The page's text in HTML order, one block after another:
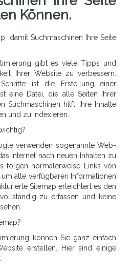
Können.
damit Suchmaschinen Ihre Seite
gibt es viele Tipps und
Ihrer Website zu verbessern.
ist die Erstellung einer
eine Datei, die alle Seiten Ihrer
Suchmaschinen hilft, Ihre Inhalte
und zu indexieren.
verwenden sogenannte Web-
Internet nach neuen Inhalten zu
folgen normalerweise Links von
alle verfügbaren Informationen
Sitemap erleichtert es den
zu erfassen und keine
können Sie ganz einfach
erstellen. Hier sind einige